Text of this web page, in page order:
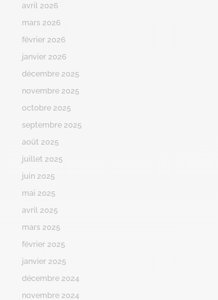
avril 2026
mars 2026
février 2026
janvier 2026
décembre 2025
novembre 2025
octobre 2025
septembre 2025
août 2025
juillet 2025
juin 2025
mai 2025
avril 2025
mars 2025
février 2025
janvier 2025
décembre 2024
novembre 2024